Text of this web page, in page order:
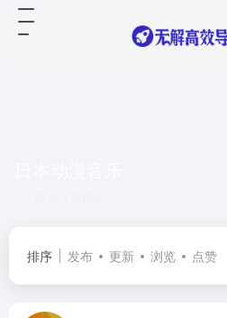
排序 发布 更新 浏览 点赞